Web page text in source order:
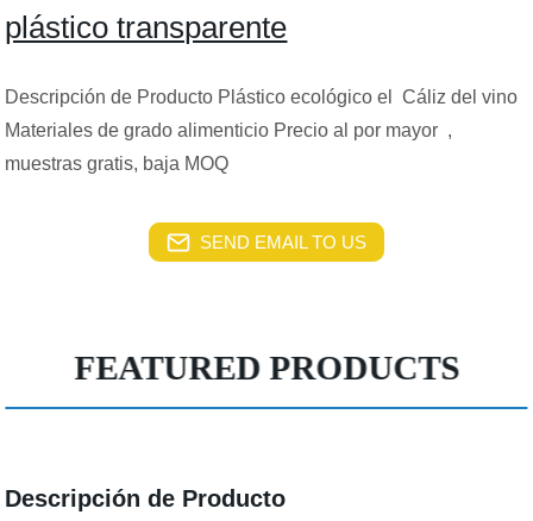
plástico transparente
Descripción de Producto Plástico ecológico el Cáliz del vino
Materiales de grado alimenticio Precio al por mayor ,
muestras gratis, baja MOQ
SEND EMAIL TO US
FEATURED PRODUCTS
Descripción de Producto